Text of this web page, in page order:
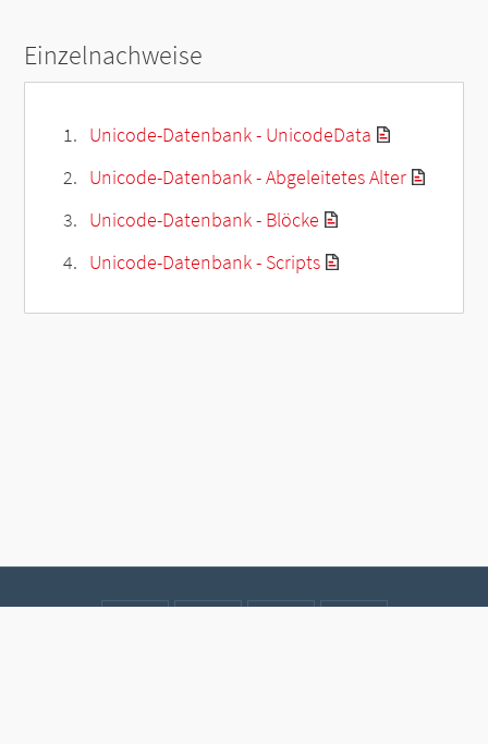
Einzelnachweise
Unicode-Datenbank - UnicodeData
Unicode-Datenbank - Abgeleitetes Alter
Unicode-Datenbank - Blöcke
Unicode-Datenbank - Scripts